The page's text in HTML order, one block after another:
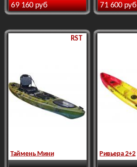
69 160 руб 71 600 руб
RST
Таймень Мини Ривьера 2+2